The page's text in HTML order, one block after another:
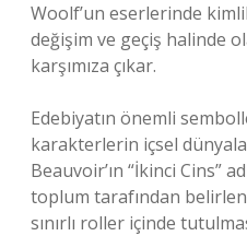
Woolf’un eserlerinde
değişim ve geçiş halinde
karşımıza çıkar.
Edebiyatın önemli
karakterlerin içsel
Beauvoir’ın “İkinci Cins”
toplum tarafından
sınırlı roller içinde